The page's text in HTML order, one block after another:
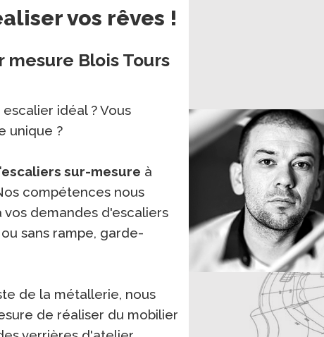
vos rêves !
Blois Tours
idéal ? Vous
unique ?
sur-mesure à
compétences nous
demandes d'escaliers
sans rampe, garde-
de la métallerie, nous
de réaliser du mobilier